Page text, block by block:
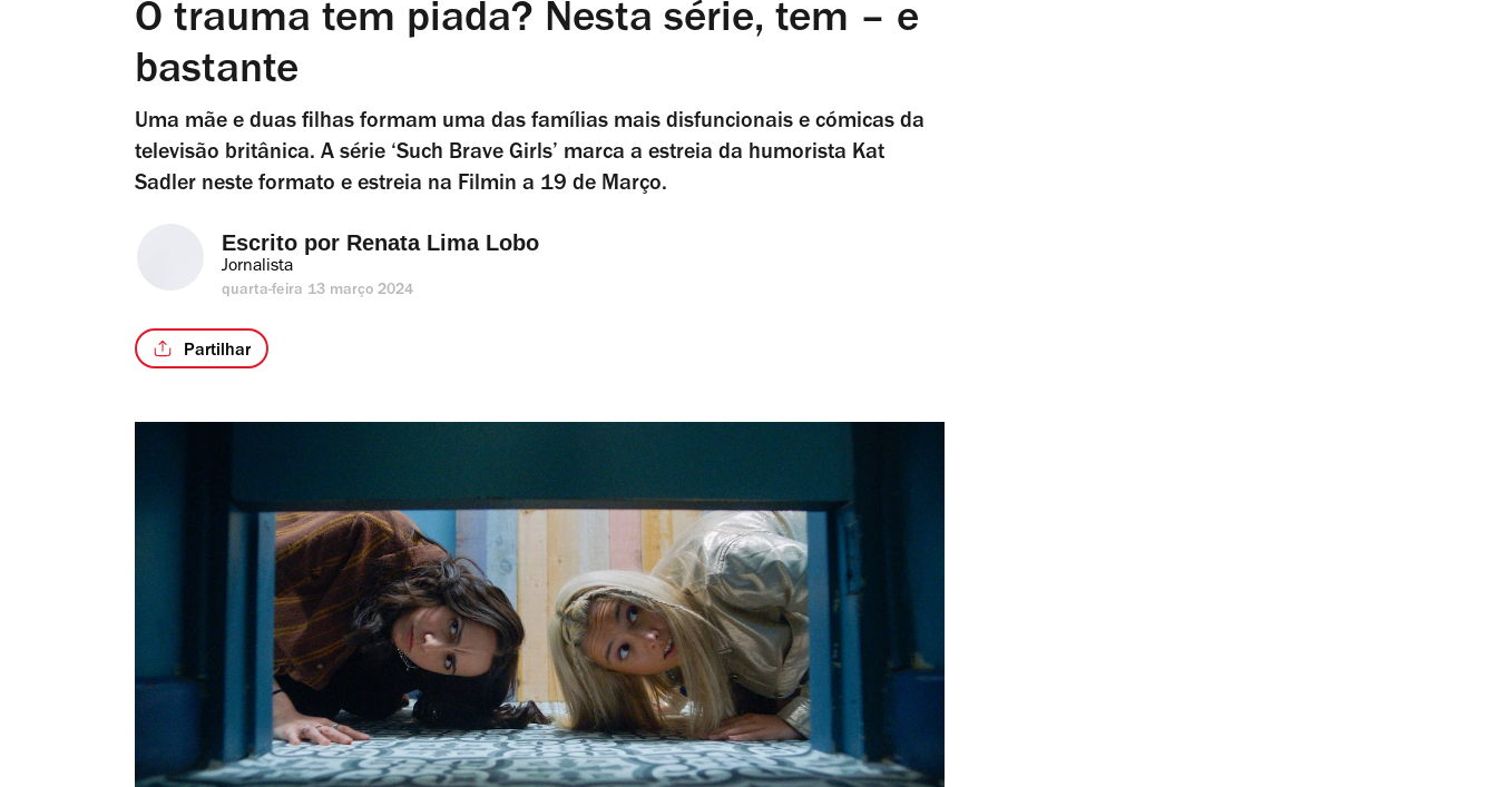
O trauma tem piada? Nesta série, tem – e
bastante
Uma mãe e duas filhas formam uma das famílias mais disfuncionais e cómicas da
televisão britânica. A série ‘Such Brave Girls’ marca a estreia da humorista Kat
Sadler neste formato e estreia na Filmin a 19 de Março.
Escrito por Renata Lima Lobo
Jornalista
quarta-feira 13 março 2024
Partilhar